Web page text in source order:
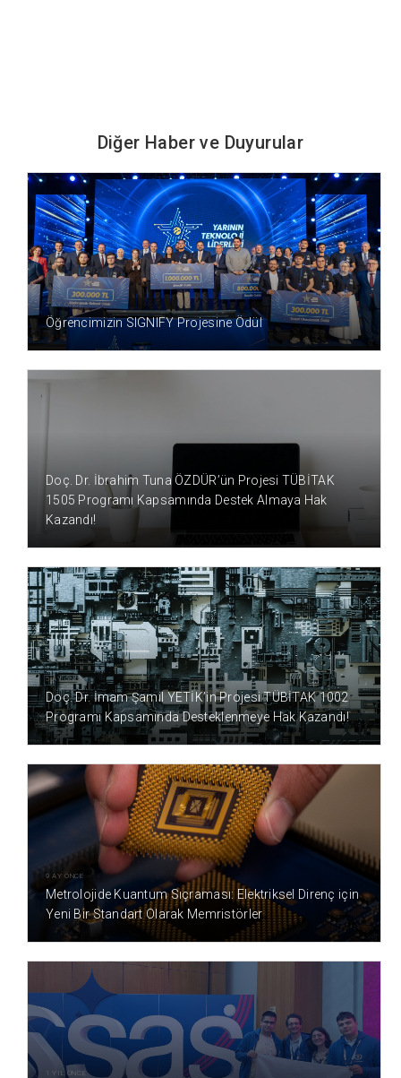
Diğer Haber ve Duyurular
2 AY ÖNCE
Öğrencimizin SIGNIFY Projesine Ödül
Doç. Dr. İbrahim Tuna ÖZDÜR’ün Projesi TÜBİTAK
1505 Programı Kapsamında Destek Almaya Hak
Kazandı!
5 AY ÖNCE
Doç. Dr. İmam Şamil YETİK’in Projesi TÜBİTAK 1002
Programı Kapsamında Desteklenmeye Hak Kazandı!
9 AY ÖNCE
Metrolojide Kuantum Sıçraması: Elektriksel Direnç için
Yeni Bir Standart Olarak Memristörler
1 YIL ÖNCE